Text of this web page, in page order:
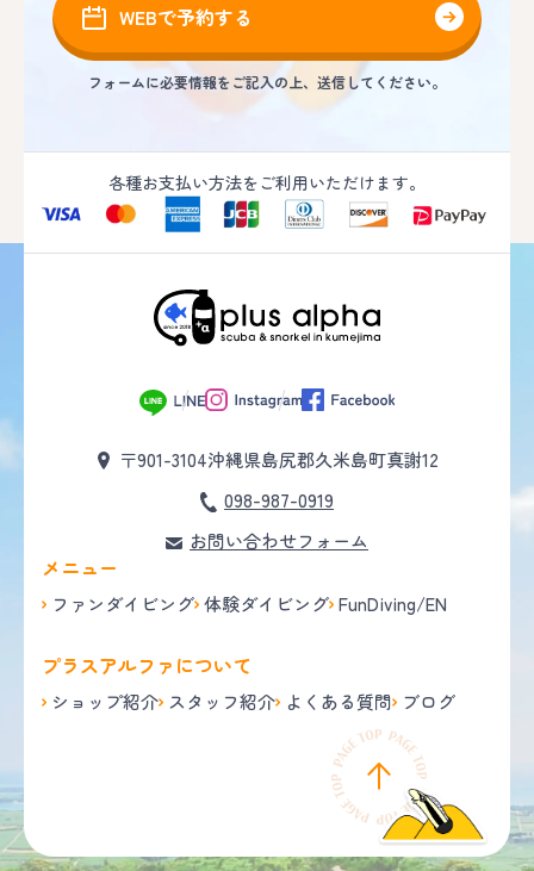
WEBで予約する
フォームに必要情報をご記入の上、送信してください。
各種お支払い方法をご利用いただけます。
〒901-3104沖縄県島尻郡久米島町真謝12
098-987-0919
お問い合わせフォーム
メニュー
ファンダイビング 体験ダイビング FunDiving/EN
プラスアルファについて
ショップ紹介 スタッフ紹介 よくある質問 ブログ